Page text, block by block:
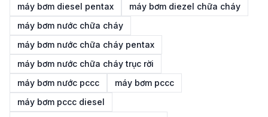
máy bơm diesel pentax
máy bơm diezel chữa cháy
máy bơm nước chữa cháy
máy bơm nước chữa cháy pentax
máy bơm nước chữa cháy trục rời
máy bơm nước pccc
máy bơm pccc
máy bơm pccc diesel